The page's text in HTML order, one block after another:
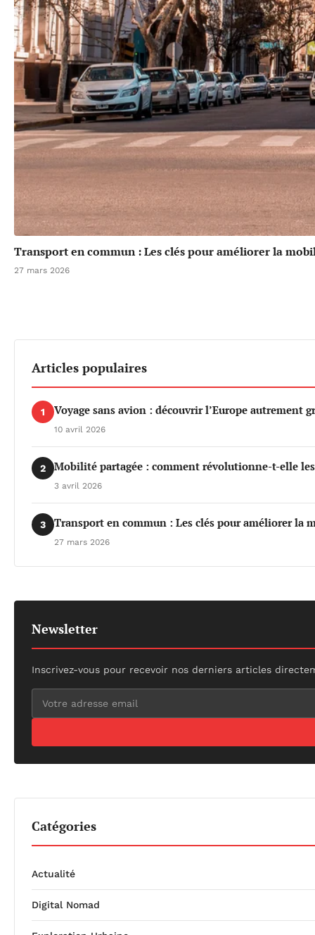
Transport en commun : Les clés pour améliorer la
27 mars 2026
Articles populaires
1 Voyage sans avion : découvrir l’Europe autrement
10 avril 2026
2 Mobilité partagée : comment révolutionne-t-elle
3 avril 2026
3 Transport en commun : Les clés pour améliorer la
27 mars 2026
Newsletter
Inscrivez-vous pour recevoir nos derniers articles
Catégories
Actualité
Digital Nomad